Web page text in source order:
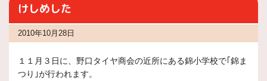
けしめした
2010年10月28日
１１月３日に、野口タイヤ商会の近所にある錦小学校で｢錦ま
つり｣が行われます。